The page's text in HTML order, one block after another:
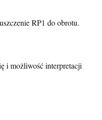
RP1 do obrotu.
i możliwość interpretacji